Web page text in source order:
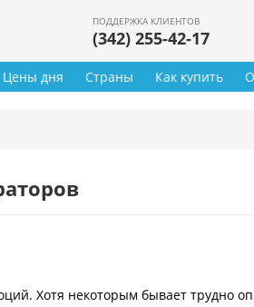
ПОДДЕРЖКА КЛИЕНТОВ
(342) 255-42-17
Цены дня Страны Как купить
Хотя некоторым бывает трудно